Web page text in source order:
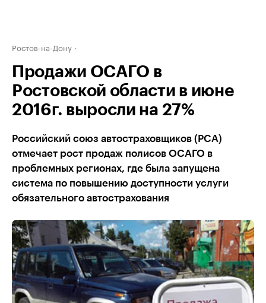
Ростов-на-Дону
Продажи ОСАГО в
Ростовской области в июне
2016г. выросли на 27%
Российский союз автостраховщиков (РСА)
отмечает рост продаж полисов ОСАГО в
проблемных регионах, где была запущена
система по повышению доступности услуги
обязательного автострахования